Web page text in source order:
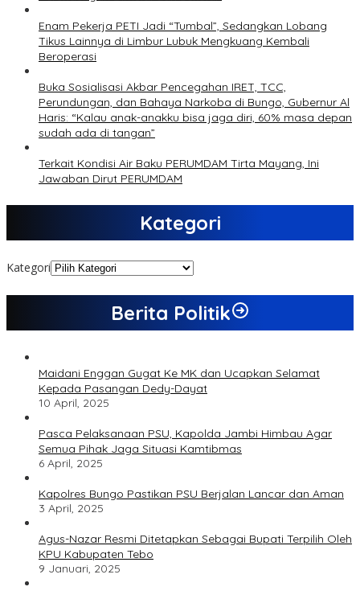
Enam Pekerja PETI Jadi “Tumbal”, Sedangkan Lobang
Tikus Lainnya di Limbur Lubuk Mengkuang Kembali
Beroperasi
Buka Sosialisasi Akbar Pencegahan IRET, TCC,
Perundungan, dan Bahaya Narkoba di Bungo, Gubernur Al
Haris: “Kalau anak-anakku bisa jaga diri, 60% masa depan
sudah ada di tangan”
Terkait Kondisi Air Baku PERUMDAM Tirta Mayang, Ini
Jawaban Dirut PERUMDAM
Kategori
Kategori
Berita Politik
Maidani Enggan Gugat Ke MK dan Ucapkan Selamat
Kepada Pasangan Dedy-Dayat
10 April, 2025
Pasca Pelaksanaan PSU, Kapolda Jambi Himbau Agar
Semua Pihak Jaga Situasi Kamtibmas
6 April, 2025
Kapolres Bungo Pastikan PSU Berjalan Lancar dan Aman
3 April, 2025
Agus-Nazar Resmi Ditetapkan Sebagai Bupati Terpilih Oleh
KPU Kabupaten Tebo
9 Januari, 2025